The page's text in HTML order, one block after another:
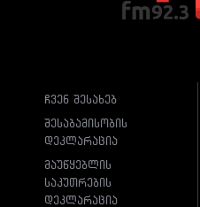
ჩვენ შესახებ
შესაბამისობის
დეკლარაცია
მაუწყებლის
საკუთრების
დეკლარაცია